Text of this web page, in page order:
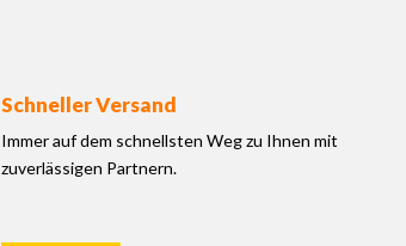
Schneller Versand
Immer auf dem schnellsten Weg zu Ihnen mit
zuverlässigen Partnern.